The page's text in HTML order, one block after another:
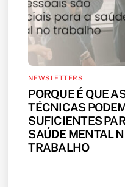
NEWSLETTERS
PORQUE É QUE
TÉCNICAS
SUFICIENTES
SAÚDE MENTAL
TRABALHO